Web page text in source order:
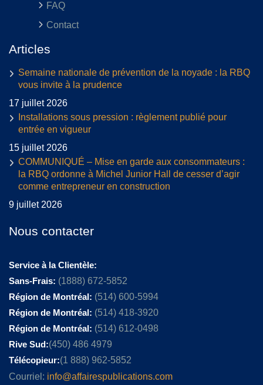
FAQ
Contact
Articles
Semaine nationale de prévention de la noyade : la RBQ
vous invite à la prudence
17 juillet 2026
Installations sous pression : règlement publié pour
entrée en vigueur
15 juillet 2026
COMMUNIQUÉ – Mise en garde aux consommateurs :
la RBQ ordonne à Michel Junior Hall de cesser d’agir
comme entrepreneur en construction
9 juillet 2026
Nous contacter
Service à la Clientèle:
Sans-Frais: (1888) 672-5852
Région de Montréal: (514) 600-5994
Région de Montréal: (514) 418-3920
Région de Montréal: (514) 612-0498
Rive Sud:(450) 486 4979
Télécopieur:(1 888) 962-5852
Courriel: info@affairespublications.com